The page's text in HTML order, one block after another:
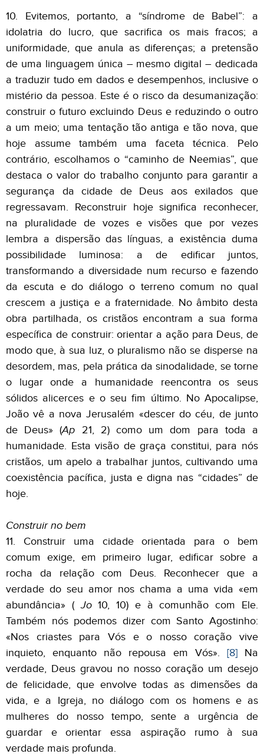
10. Evitemos, portanto, a “síndrome de Babel”: a
idolatria do lucro, que sacrifica os mais fracos; a
uniformidade, que anula as diferenças; a pretensão
de uma linguagem única – mesmo digital – dedicada
a traduzir tudo em dados e desempenhos, inclusive o
mistério da pessoa. Este é o risco da desumanização:
construir o futuro excluindo Deus e reduzindo o outro
a um meio; uma tentação tão antiga e tão nova, que
hoje assume também uma faceta técnica. Pelo
contrário, escolhamos o “caminho de Neemias”, que
destaca o valor do trabalho conjunto para garantir a
segurança da cidade de Deus aos exilados que
regressavam. Reconstruir hoje significa reconhecer,
na pluralidade de vozes e visões que por vezes
lembra a dispersão das línguas, a existência duma
possibilidade luminosa: a de edificar juntos,
transformando a diversidade num recurso e fazendo
da escuta e do diálogo o terreno comum no qual
crescem a justiça e a fraternidade. No âmbito desta
obra partilhada, os cristãos encontram a sua forma
específica de construir: orientar a ação para Deus, de
modo que, à sua luz, o pluralismo não se disperse na
desordem, mas, pela prática da sinodalidade, se torne
o lugar onde a humanidade reencontra os seus
sólidos alicerces e o seu fim último. No Apocalipse,
João vê a nova Jerusalém «descer do céu, de junto
de Deus» (Ap 21, 2) como um dom para toda a
humanidade. Esta visão de graça constitui, para nós
cristãos, um apelo a trabalhar juntos, cultivando uma
coexistência pacífica, justa e digna nas “cidades” de
hoje.
Construir no bem
11. Construir uma cidade orientada para o bem
comum exige, em primeiro lugar, edificar sobre a
rocha da relação com Deus. Reconhecer que a
verdade do seu amor nos chama a uma vida «em
abundância» (Jo10, 10) e à comunhão com Ele.
Também nós podemos dizer com Santo Agostinho:
«Nos criastes para Vós e o nosso coração vive
inquieto, enquanto não repousa em Vós». [8] Na
verdade, Deus gravou no nosso coração um desejo
de felicidade, que envolve todas as dimensões da
vida, e a Igreja, no diálogo com os homens e as
mulheres do nosso tempo, sente a urgência de
guardar e orientar essa aspiração rumo à sua
verdade mais profunda.